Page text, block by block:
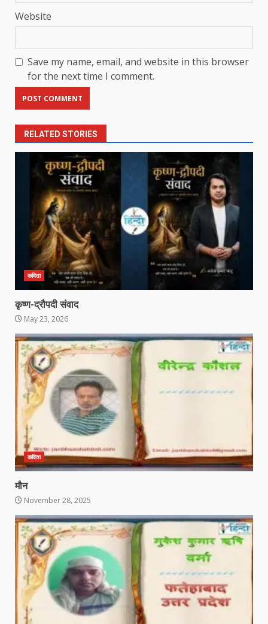
Website
Save my name, email, and website in this browser
for the next time I comment.
RELATED STORIES
कविता
कृष्ण-द्रौपदी संवाद
May 23, 2026
कविता
मौन
November 28, 2025